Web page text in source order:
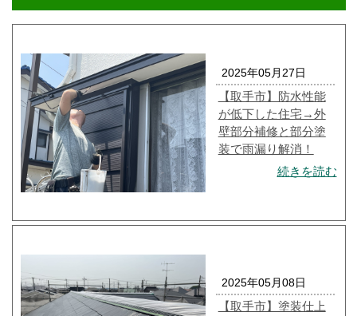
2025年05月27日
【取手市】防水性能
が低下した住宅→外
壁部分補修と部分塗
装で雨漏り解消！
続きを読む
2025年05月08日
【取手市】塗装仕上